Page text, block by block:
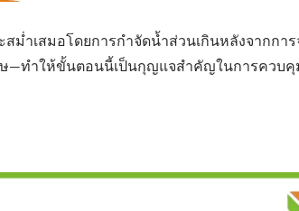
ม่ำเสมอโดยการกำจัดน้ำส่วนเกินหลังจากกา
ษ—ทำให้ขั้นตอนนี้เป็นกุญแจสำคัญในการควบคุ